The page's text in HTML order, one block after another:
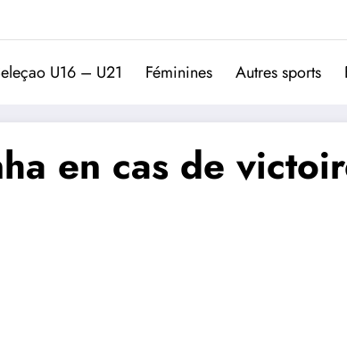
Trivela
L'actualité du football portugais
U16 – U21 Féminines Autres sports
en cas de